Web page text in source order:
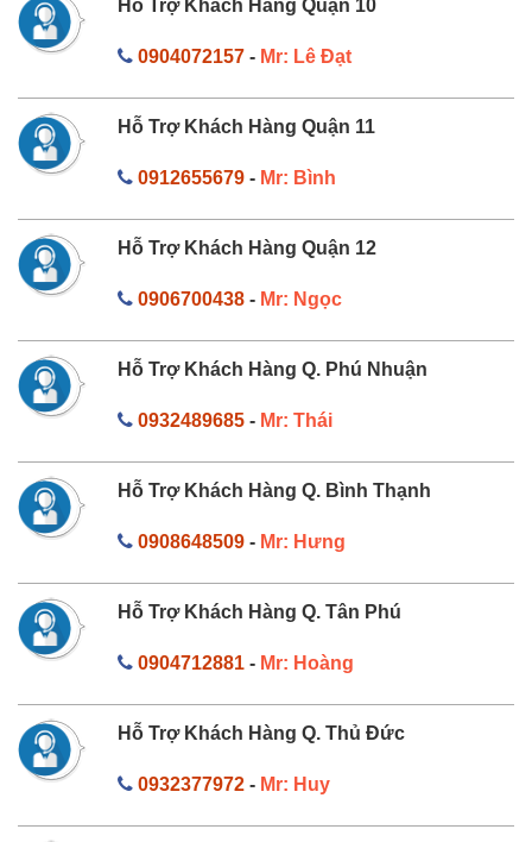
Hỗ Trợ Khách Hàng Quận 10
0904072157- Mr: Lê Đạt
Hỗ Trợ Khách Hàng Quận 11
0912655679- Mr: Bình
Hỗ Trợ Khách Hàng Quận 12
0906700438- Mr: Ngọc
Hỗ Trợ Khách Hàng Q. Phú Nhuận
0932489685- Mr: Thái
Hỗ Trợ Khách Hàng Q. Bình Thạnh
0908648509- Mr: Hưng
Hỗ Trợ Khách Hàng Q. Tân Phú
0904712881- Mr: Hoàng
Hỗ Trợ Khách Hàng Q. Thủ Đức
0932377972- Mr: Huy